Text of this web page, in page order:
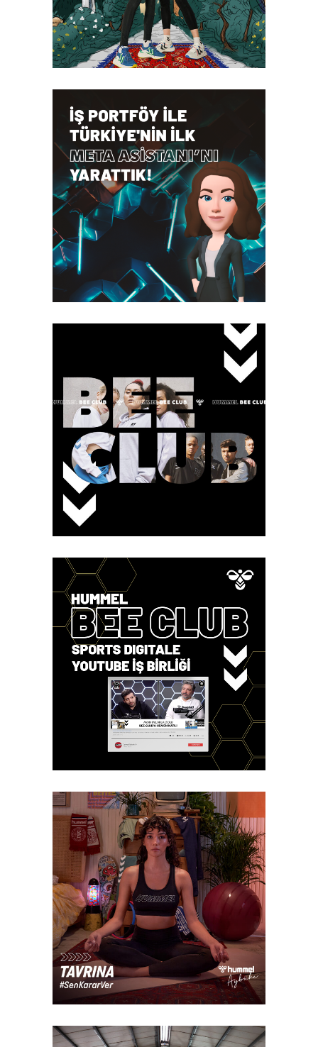
Case Study
İş Portföy’le
Türkiye’nin İlk Meta
Asistanını Yarattık!
Case Study
Hummel – Bee
Club(Loyalty Program)
Case Study
Hummel – Bee Club
Youtube Program
Sponsorluk
Case Study Reklam Filmi
Hummel – Sen Karar
Ver